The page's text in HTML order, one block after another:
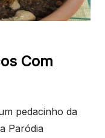
Com
pedacinho da
Paródia